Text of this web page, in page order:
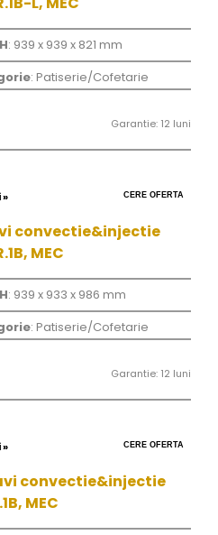
: 939 x 939 x 821 mm
: Patiserie/Cofetarie
Garantie: 12 luni
CERE OFERTA
convectie&injectie
MEC
: 939 x 933 x 986 mm
: Patiserie/Cofetarie
Garantie: 12 luni
CERE OFERTA
convectie&injectie
MEC